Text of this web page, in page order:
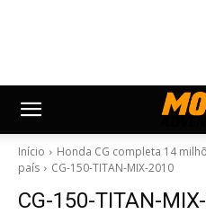
Início
Honda CG completa 14
país
CG-150-TITAN-MIX-2010
CG-150-TITAN-